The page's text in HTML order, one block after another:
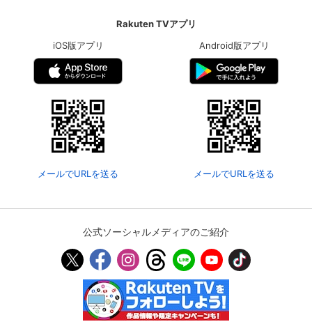
Rakuten TVアプリ
iOS版アプリ
メールでURLを送る
Android版アプリ
メールでURLを送る
公式ソーシャルメディアのご紹介